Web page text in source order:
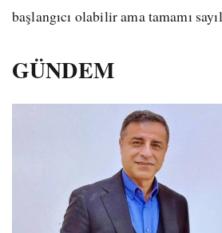
başlangıcı olabilir ama tamamı
GÜNDEM